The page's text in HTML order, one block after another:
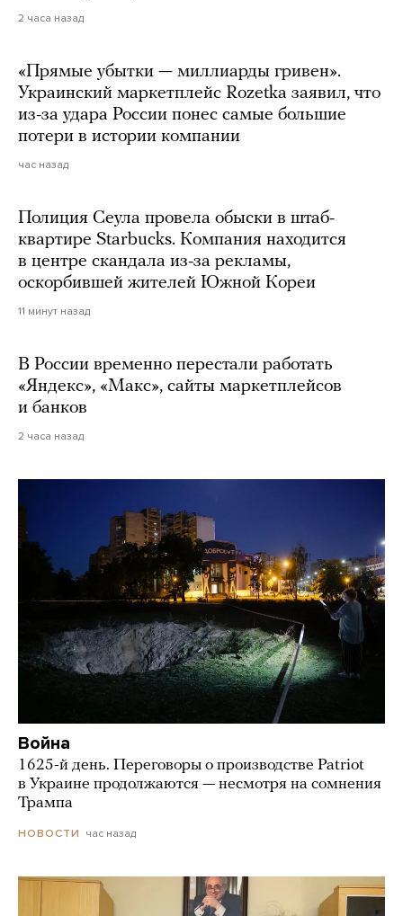
2 часа назад
«Прямые убытки — миллиарды гривен».
Украинский маркетплейс Rozetka заявил, что
из-за удара России понес самые большие
потери в истории компании
час назад
Полиция Сеула провела обыски в штаб-
квартире Starbucks. Компания находится
в центре скандала из-за рекламы,
оскорбившей жителей Южной Кореи
11 минут назад
В России временно перестали работать
«Яндекс», «Макс», сайты маркетплейсов
и банков
2 часа назад
Война
1625-й день. Переговоры о производстве Patriot
в Украине продолжаются — несмотря на сомнения
Трампа
НОВОСТИ час назад